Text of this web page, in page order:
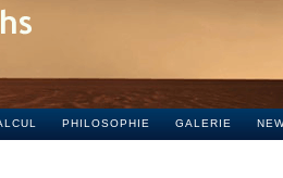
PHILOSOPHIE GALERIE